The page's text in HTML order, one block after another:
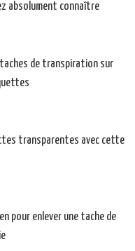
absolument connaître
de transpiration sur
transparentes avec cette
pour enlever une tache de